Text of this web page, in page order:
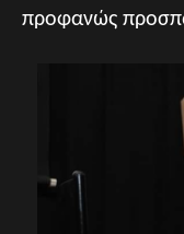
προφανώς